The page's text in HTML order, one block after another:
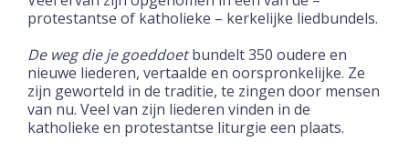
protestantse of katholieke – kerkelijke liedbundels.
De weg die je goeddoetbundelt 350 oudere en
nieuwe liederen, vertaalde en oorspronkelijke. Ze
zijn geworteld in de traditie, te zingen door mensen
van nu. Veel van zijn liederen vinden in de
katholieke en protestantse liturgie een plaats.